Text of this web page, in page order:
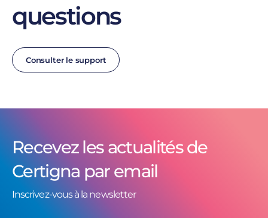
questions
Consulter le support
Recevez les actualités de
Certigna par email
Inscrivez-vous à la newsletter